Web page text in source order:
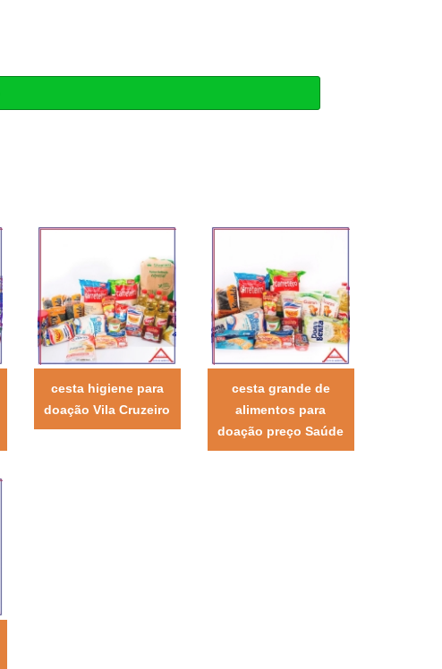
cesta higiene para
doação Vila Cruzeiro
cesta grande de
alimentos para
doação preço Saúde